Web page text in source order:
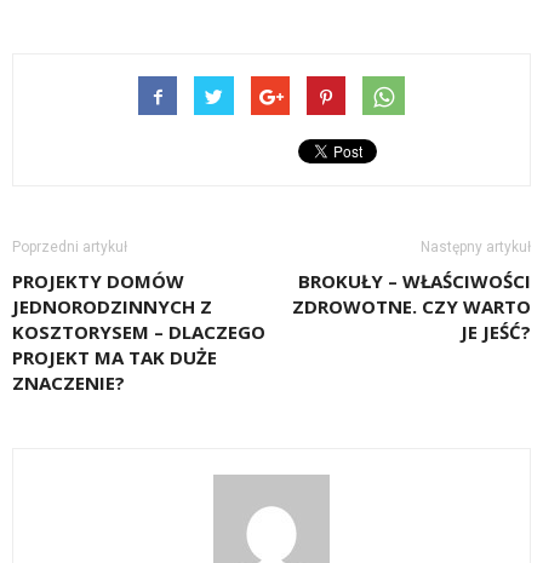
Poprzedni artykuł
PROJEKTY DOMÓW
JEDNORODZINNYCH Z
KOSZTORYSEM – DLACZEGO
PROJEKT MA TAK DUŻE
ZNACZENIE?
Następny artykuł
BROKUŁY – WŁAŚCIWOŚCI
ZDROWOTNE. CZY WARTO
JE JEŚĆ?